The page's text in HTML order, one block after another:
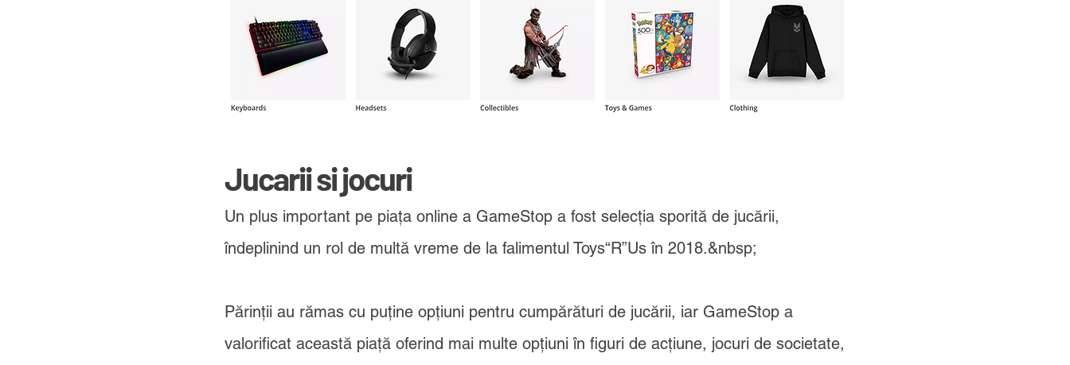
Jucarii si jocuri
Un plus important pe piața online a GameStop a fost selecția sporită de jucării,
îndeplinind un rol de multă vreme de la falimentul Toys“R”Us în 2018.&nbsp;
Părinții au rămas cu puține opțiuni pentru cumpărături de jucării, iar GameStop a
valorificat această piață oferind mai multe opțiuni în figuri de acțiune, jocuri de societate,